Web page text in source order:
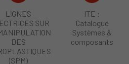
LIGNES
SUR
DES
(SPM)
ITE :
Catalogue
Systèmes &
composants